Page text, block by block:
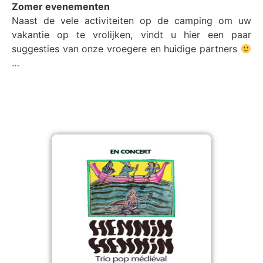
Zomer evenementen
Naast de vele activiteiten op de camping om uw
vakantie op te vrolijken, vindt u hier een paar
suggesties van onze vroegere en huidige partners
…